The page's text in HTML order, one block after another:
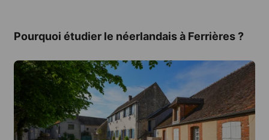
Pourquoi étudier le néerlandais à Ferrières ?